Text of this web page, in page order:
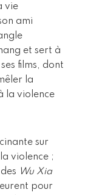
vie
ami
et sert à
films, dont
la
la violence
sur
violence ;
Wu Xia
pour